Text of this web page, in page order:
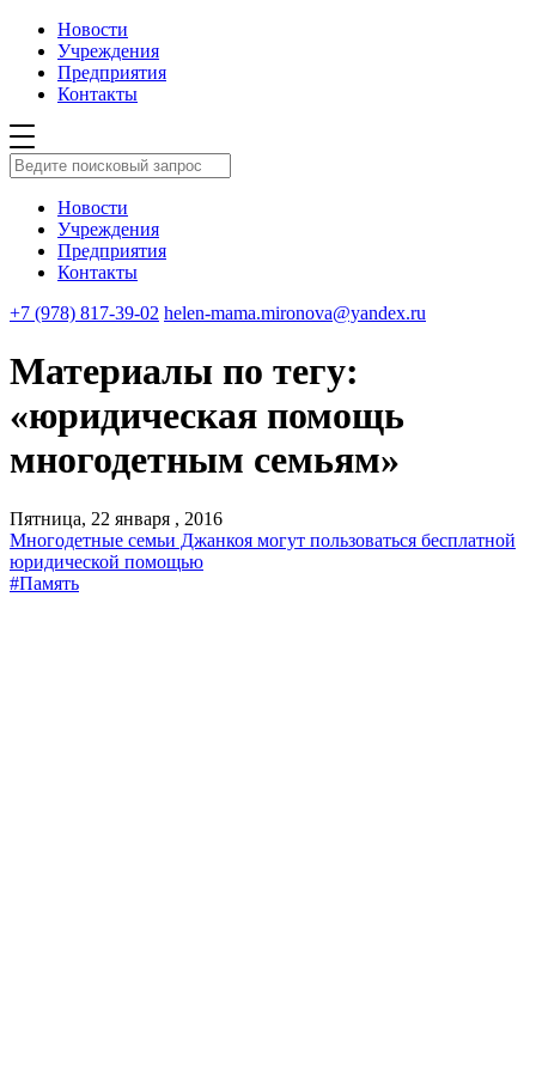
Новости
Учреждения
Предприятия
Контакты
Новости
Учреждения
Предприятия
Контакты
+7 (978) 817-39-02 helen-mama.mironova@yandex.ru
Материалы по тегу:
«юридическая помощь
многодетным семьям»
Пятница, 22 января , 2016
Многодетные семьи Джанкоя могут пользоваться бесплатной
юридической помощью
#Память